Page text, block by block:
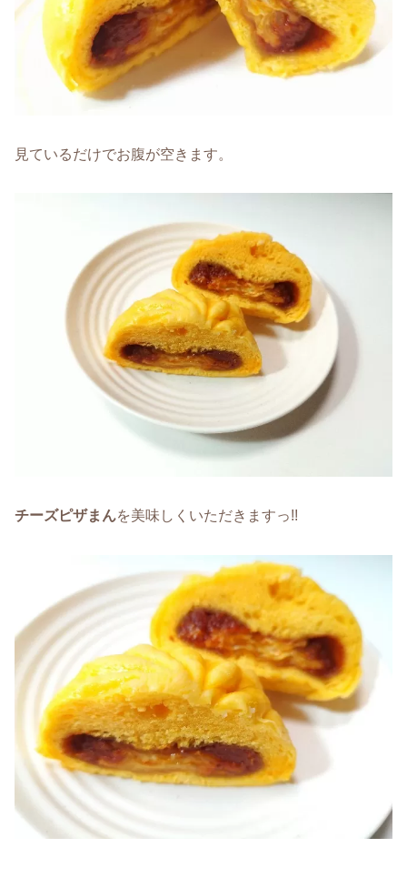
見ているだけでお腹が空きます。
チーズピザまんを美味しくいただきますっ!!